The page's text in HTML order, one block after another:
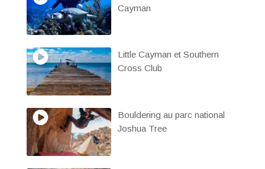
Cayman
Little Cayman et Southern
Cross Club
Bouldering au parc national
Joshua Tree